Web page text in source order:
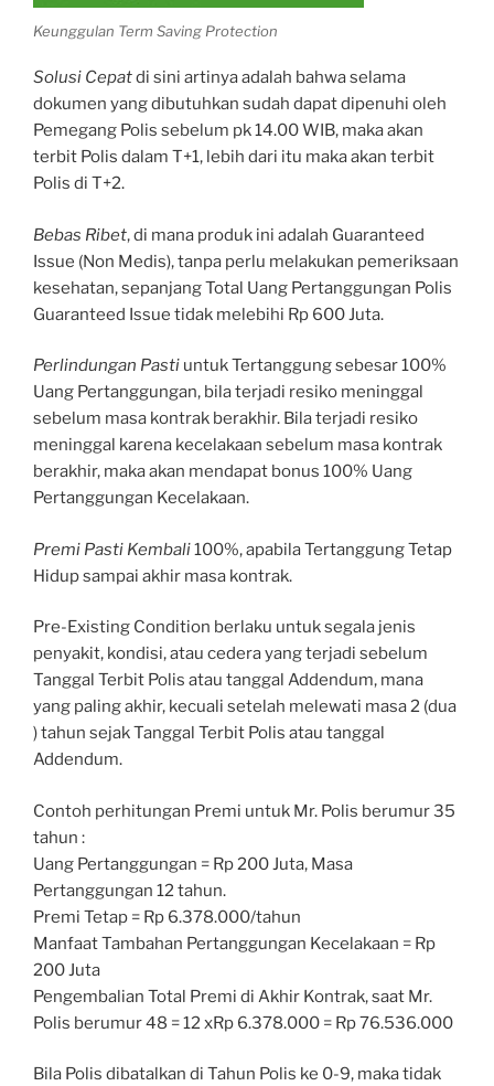
Keunggulan Term Saving Protection
Solusi Cepatdi sini artinya adalah bahwa selama
dokumen yang dibutuhkan sudah dapat dipenuhi oleh
Pemegang Polis sebelum pk 14.00 WIB, maka akan
terbit Polis dalam T+1, lebih dari itu maka akan terbit
Polis di T+2.
Bebas Ribet, di mana produk ini adalah Guaranteed
Issue (Non Medis), tanpa perlu melakukan pemeriksaan
kesehatan, sepanjang Total Uang Pertanggungan Polis
Guaranteed Issue tidak melebihi Rp 600 Juta.
Perlindungan Pasti untuk Tertanggung sebesar 100%
Uang Pertanggungan, bila terjadi resiko meninggal
sebelum masa kontrak berakhir. Bila terjadi resiko
meninggal karena kecelakaan sebelum masa kontrak
berakhir, maka akan mendapat bonus 100% Uang
Pertanggungan Kecelakaan.
Premi Pasti Kembali100%, apabila Tertanggung Tetap
Hidup sampai akhir masa kontrak.
Pre-Existing Condition berlaku untuk segala jenis
penyakit, kondisi, atau cedera yang terjadi sebelum
Tanggal Terbit Polis atau tanggal Addendum, mana
yang paling akhir, kecuali setelah melewati masa 2 (dua
) tahun sejak Tanggal Terbit Polis atau tanggal
Addendum.
Contoh perhitungan Premi untuk Mr. Polis berumur 35
tahun :
Uang Pertanggungan = Rp 200 Juta, Masa
Pertanggungan 12 tahun.
Premi Tetap = Rp 6.378.000/tahun
Manfaat Tambahan Pertanggungan Kecelakaan = Rp
200 Juta
Pengembalian Total Premi di Akhir Kontrak, saat Mr.
Polis berumur 48 = 12 xRp 6.378.000 = Rp 76.536.000
Bila Polis dibatalkan di Tahun Polis ke 0-9, maka tidak